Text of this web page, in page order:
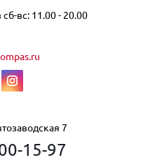
вс: 11.00 - 20.00
7
15-97